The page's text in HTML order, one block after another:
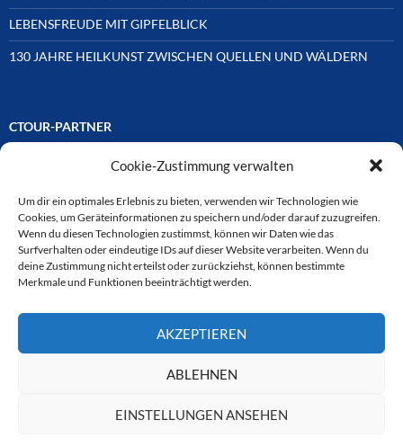
Cookie-Zustimmung verwalten
Um dir ein optimales Erlebnis zu bieten, verwenden wir Technologien wie
Cookies, um Geräteinformationen zu speichern und/oder darauf zuzugreifen.
Wenn du diesen Technologien zustimmst, können wir Daten wie das
Surfverhalten oder eindeutige IDs auf dieser Website verarbeiten. Wenn du
deine Zustimmung nicht erteilst oder zurückziehst, können bestimmte
Merkmale und Funktionen beeinträchtigt werden.
AKZEPTIEREN
ABLEHNEN
EINSTELLUNGEN ANSEHEN
LEBENSFREUDE MIT GIPFELBLICK
130 JAHRE HEILKUNST ZWISCHEN QUELLEN UND WÄLDERN
CTOUR-PARTNER
Unsere Reisejournalisten-Vereinigung ist über Mitglieder und
ausgewählten Partnern der Medien- und Tourismusbranche
verbunden. Hier eine
Auswahl der Online-Plattformen:
CTOUR der Club der Tourismus-Journalisten. Wir freuen uns immer
über Anfragen von neuen Mitgliedern. Nehmen Sie bei Interesse über
das Kontaktformular Kontakt zu uns auf. CTOUR über 30 Jahre im
Dienst des Reisejournalismus.